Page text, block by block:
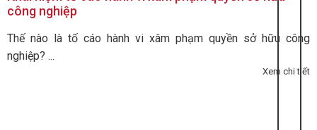
công nghiệp
Thế nào là tố cáo hành vi xâm phạm quyền sở hữu công
nghiệp? ...
Xem chi tiết